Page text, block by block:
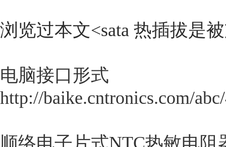
浏览过本文<sata 热插拔是
电脑接口形式
http://baike.cntronics.com/
顺络电子片式NTC热敏电阻